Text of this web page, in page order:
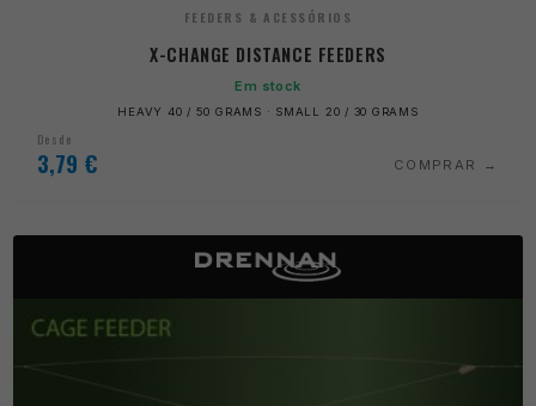
FEEDERS & ACESSÓRIOS
X-CHANGE DISTANCE FEEDERS
Em stock
HEAVY 40 / 50 GRAMS · SMALL 20 / 30 GRAMS
Desde
3,79 € COMPRAR